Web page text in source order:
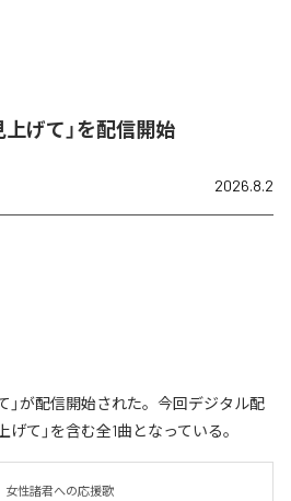
げて」を配信開始
2026.8.2
」が配信開始された。今回デジタル配
て」を含む全1曲となっている。
女性諸君への応援歌